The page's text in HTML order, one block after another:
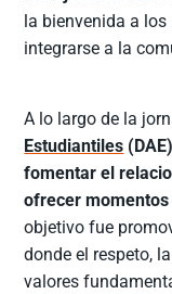
la bienvenida a
integrarse a la
A lo largo de la
Estudiantiles
fomentar el
ofrecer
objetivo fue
donde el respeto,
valores